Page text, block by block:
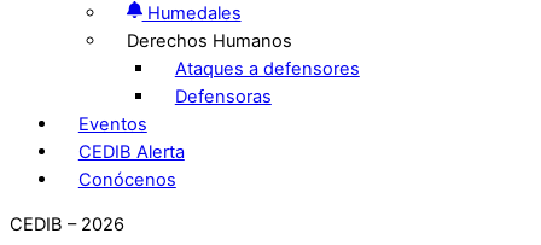
Humedales
Derechos Humanos
Ataques a defensores
Defensoras
Eventos
CEDIB Alerta
Conócenos
CEDIB – 2026